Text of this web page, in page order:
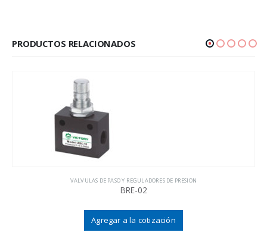
PRODUCTOS RELACIONADOS
VALVULAS DE PASO Y REGULADORES DE PRESION
BRE-02
Agregar a la cotización